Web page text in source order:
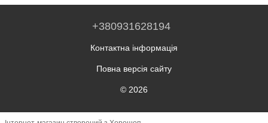
+380931628194
Контактна інформація
Повна версія сайту
© 2026